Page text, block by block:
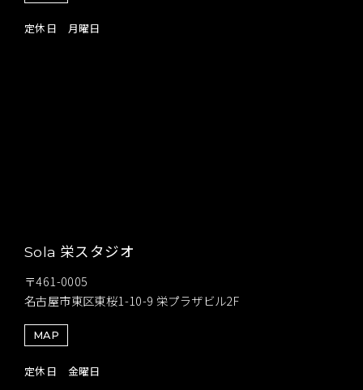
定休日 月曜日
Sola 栄スタジオ
〒461-0005
名古屋市東区東桜1-10-9 栄プラザビル2F
MAP
定休日 金曜日